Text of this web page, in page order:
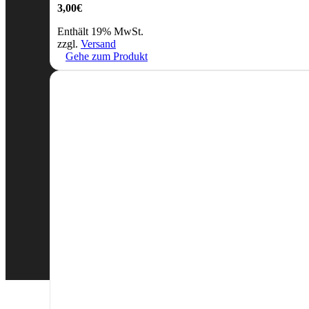
3,00€
Enthält 19% MwSt.
zzgl. Versand
Gehe zum Produkt